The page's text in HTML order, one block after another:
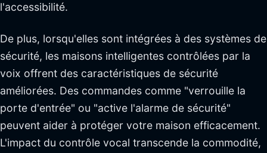
l'accessibilité.
De plus, lorsqu'elles sont intégrées à des systèmes de
sécurité, les maisons intelligentes contrôlées par la
voix offrent des caractéristiques de sécurité
améliorées. Des commandes comme "verrouille la
porte d'entrée" ou "active l'alarme de sécurité"
peuvent aider à protéger votre maison efficacement.
L'impact du contrôle vocal transcende la commodité,